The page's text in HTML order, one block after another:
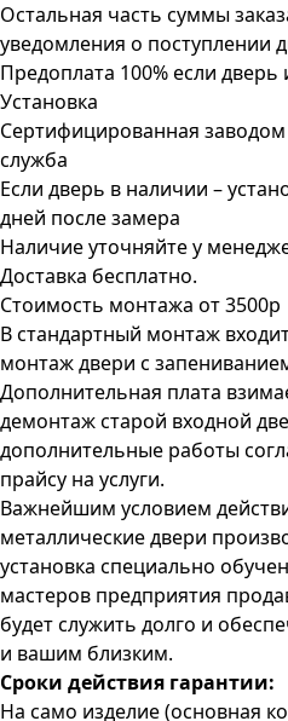
Остальная часть суммы
уведомления о поступлении
Предоплата 100% если
Установка
Сертифицированная
служба
Если дверь в наличии –
дней после замера
Наличие уточняйте у
Доставка бесплатно.
Стоимость монтажа от 3500р
В стандартный монтаж
монтаж двери с
Дополнительная плата
демонтаж старой входной
дополнительные работы
прайсу на услуги.
Важнейшим условием
металлические двери
установка специально
мастеров предприятия
будет служить долго и
и вашим близким.
Сроки действия гарантии:
На само изделие (основная